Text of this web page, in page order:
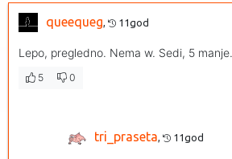
queequeg, 11god
Lepo, pregledno. Nema w. Sedi, 5 manje.
5 0
tri_praseta, 11god